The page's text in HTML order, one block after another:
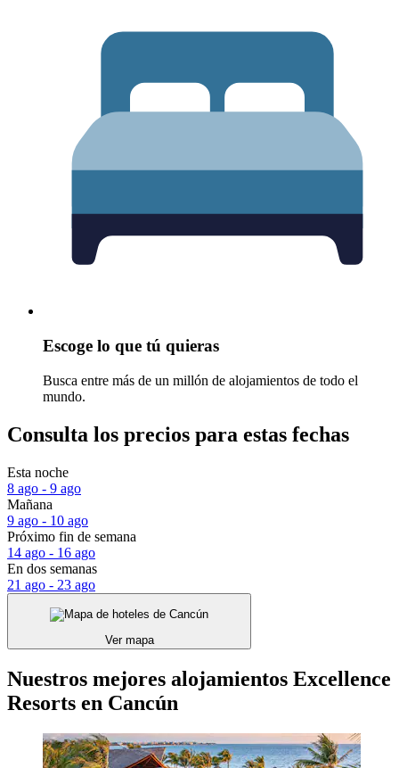
Escoge lo que tú quieras
Busca entre más de un millón de alojamientos de todo el
mundo.
Consulta los precios para estas fechas
Esta noche
8 ago - 9 ago
Mañana
9 ago - 10 ago
Próximo fin de semana
14 ago - 16 ago
En dos semanas
21 ago - 23 ago
Ver mapa
Nuestros mejores alojamientos Excellence
Resorts en Cancún